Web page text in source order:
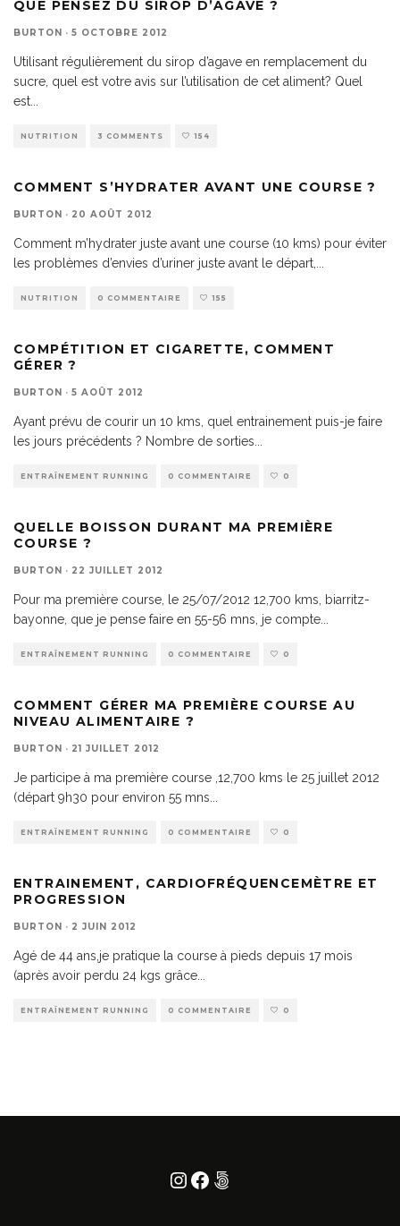
QUE PENSEZ DU SIROP D’AGAVE ?
BURTON · 5 OCTOBRE 2012
Utilisant régulièrement du sirop d’agave en remplacement du
sucre, quel est votre avis sur l’utilisation de cet aliment? Quel
est
NUTRITION 3 COMMENTS 154
COMMENT S’HYDRATER AVANT UNE COURSE ?
BURTON · 20 AOÛT 2012
Comment m’hydrater juste avant une course (10 kms) pour éviter
les problèmes d’envies d’uriner juste avant le départ,
NUTRITION 0 COMMENTAIRE 155
COMPÉTITION ET CIGARETTE, COMMENT
GÉRER ?
BURTON · 5 AOÛT 2012
Ayant prévu de courir un 10 kms, quel entrainement puis-je faire
les jours précédents ? Nombre de sorties
ENTRAÎNEMENT RUNNING 0 COMMENTAIRE 0
QUELLE BOISSON DURANT MA PREMIÈRE
COURSE ?
BURTON · 22 JUILLET 2012
Pour ma première course, le 25/07/2012 12,700 kms, biarritz-
bayonne, que je pense faire en 55-56 mns, je compte
ENTRAÎNEMENT RUNNING 0 COMMENTAIRE 0
COMMENT GÉRER MA PREMIÈRE COURSE AU
NIVEAU ALIMENTAIRE ?
BURTON · 21 JUILLET 2012
Je participe à ma première course ,12,700 kms le 25 juillet 2012
(départ 9h30 pour environ 55 mns
ENTRAÎNEMENT RUNNING 0 COMMENTAIRE 0
ENTRAINEMENT, CARDIOFRÉQUENCEMÈTRE ET
PROGRESSION
BURTON · 2 JUIN 2012
Agé de 44 ans,je pratique la course à pieds depuis 17 mois
(après avoir perdu 24 kgs grâce
ENTRAÎNEMENT RUNNING 0 COMMENTAIRE 0
Instagram
Facebook
500px